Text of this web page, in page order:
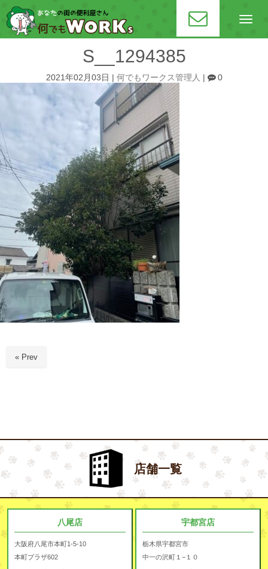
N
v
S__1294385
2021年02月03日 何でもワークス管理人 0
« Prev
店舗一覧
八尾店
大阪府八尾市本町1-5-10
本町プラザ602
宇都宮店
栃木県宇都宮市
中一の沢町１−１０